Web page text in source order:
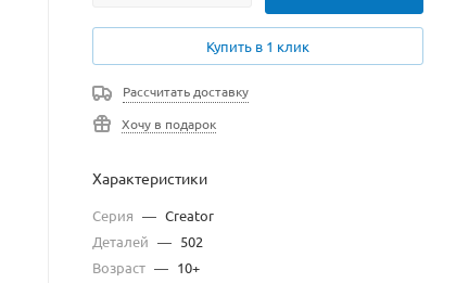
Купить в 1 клик
Рассчитать доставку
Хочу в подарок
Характеристики
Серия — Creator
Деталей — 502
Возраст — 10+